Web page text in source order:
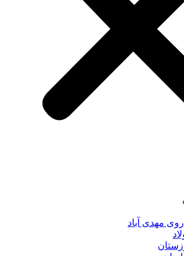
مهدی آباد